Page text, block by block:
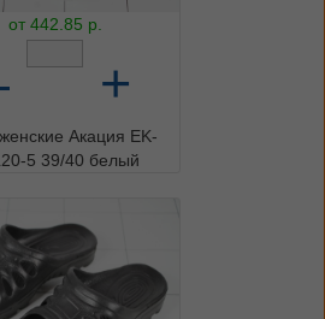
от 442.85 р.
+
Акация EK-
5 39/40 белый